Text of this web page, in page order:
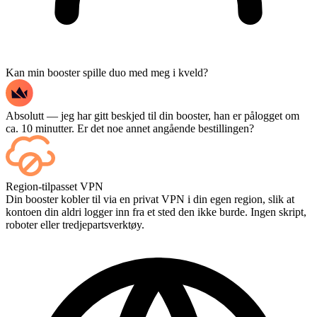
Kan min booster spille duo med meg i kveld?
Absolutt — jeg har gitt beskjed til din booster, han er pålogget om
ca. 10 minutter. Er det noe annet angående bestillingen?
Jepp – hver kamp dukker opp på dashbordet ditt etter hvert som den
avsluttes, og hvis du vil se selve kampene, legg til Streaming i
kassen.
Region-tilpasset VPN
Din booster kobler til via en privat VPN i din egen region, slik at
kontoen din aldri logger inn fra et sted den ikke burde. Ingen skript,
roboter eller tredjepartsverktøy.